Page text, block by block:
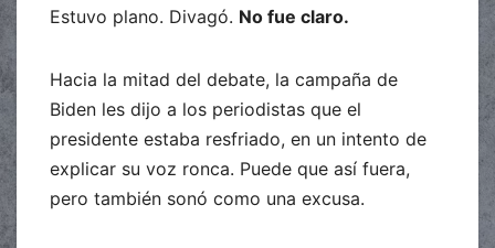
Estuvo plano. Divagó. No fue claro.
Hacia la mitad del debate, la campaña de
Biden les dijo a los periodistas que el
presidente estaba resfriado, en un intento de
explicar su voz ronca. Puede que así fuera,
pero también sonó como una excusa.